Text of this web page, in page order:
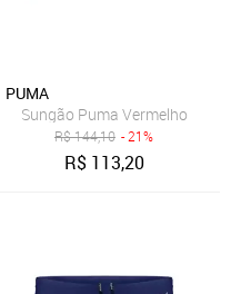
PUMA
Sungão Puma Vermelho
R$144,10 - 21%
R$ 113,20